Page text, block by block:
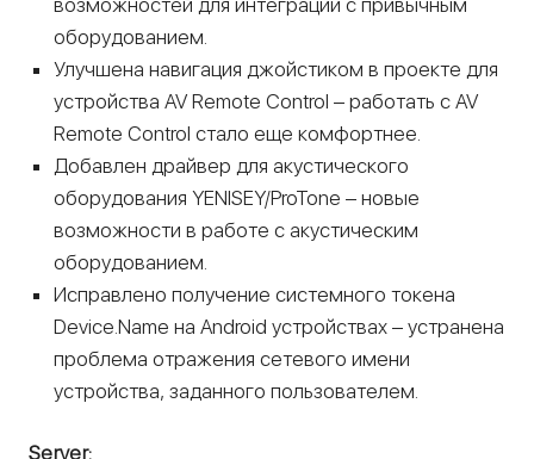
оборудованием.
Улучшена навигация джойстиком в проекте для
устройства AV Remote Control – работать с AV
Remote Control стало еще комфортнее.
Добавлен драйвер для акустического
оборудования YENISEY/ProTone – новые
возможности в работе с акустическим
оборудованием.
Исправлено получение системного токена
Device.Name на Android устройствах – устранена
проблема отражения сетевого имени
устройства, заданного пользователем.
Server: